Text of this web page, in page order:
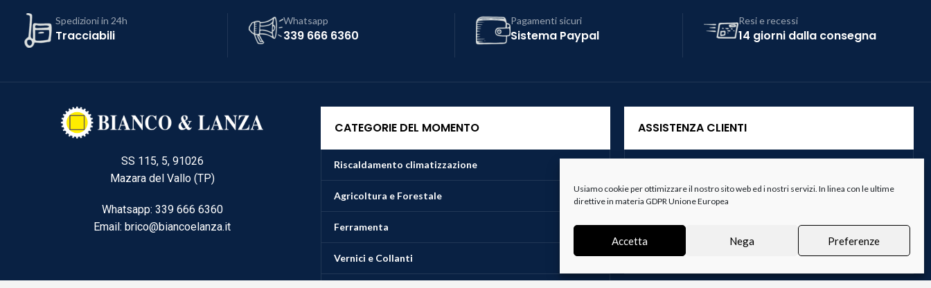
Usiamo cookie per ottimizzare il nostro sito web ed i nostri servizi. In linea con le ultime
direttive in materia GDPR Unione Europea
Accetta Nega Preferenze
Spedizioni in 24h
Tracciabili
Whatsapp
339 666 6360
Pagamenti sicuri
Sistema Paypal
Resi e recessi
14 giorni dalla consegna
SS 115, 5, 91026
Mazara del Vallo (TP)
Whatsapp: 339 666 6360
Email: brico@biancoelanza.it
CATEGORIE DEL MOMENTO
Riscaldamento climatizzazione
Agricoltura e Forestale
Ferramenta
Vernici e Collanti
ASSISTENZA CLIENTI
Spedizioni
Resi e Recessi
Termini e Condizioni